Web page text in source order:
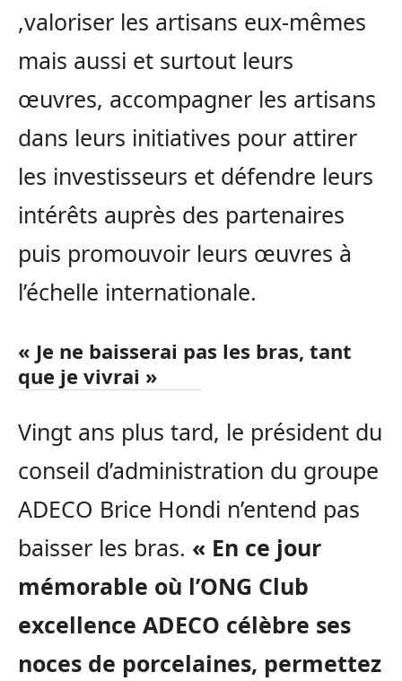
,valoriser les artisans eux-mêmes
mais aussi et surtout leurs
œuvres, accompagner les artisans
dans leurs initiatives pour attirer
les investisseurs et défendre leurs
intérêts auprès des partenaires
puis promouvoir leurs œuvres à
l’échelle internationale.
« Je ne baisserai pas les bras, tant
que je vivrai »
Vingt ans plus tard, le président du
conseil d’administration du groupe
ADECO Brice Hondi n’entend pas
baisser les bras. « En ce jour
mémorable où l’ONG Club
excellence ADECO célèbre ses
noces de porcelaines, permettez